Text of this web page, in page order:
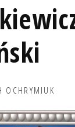
OCHRYMIUK